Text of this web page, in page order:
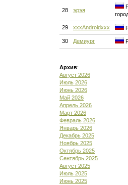
28 эрэя
29 xxxAndroidxxx
30 Демиург
Архив:
Август 2026
Июль 2026
Июнь 2026
Май 2026
Апрель 2026
Март 2026
Февраль 2026
Январь 2026
Декабрь 2025
Ноябрь 2025
Октябрь 2025
Сентябрь 2025
Август 2025
Июль 2025
Июнь 2025